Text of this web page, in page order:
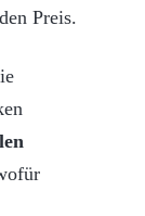
Preis.